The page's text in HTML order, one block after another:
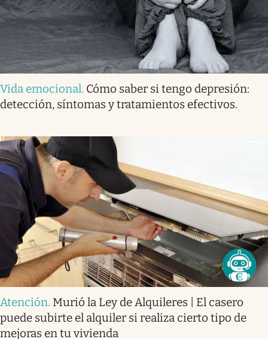
Vida emocional. Cómo saber si tengo depresión:
detección, síntomas y tratamientos efectivos.
Atención. Murió la Ley de Alquileres | El casero
puede subirte el alquiler si realiza cierto tipo de
mejoras en tu vivienda